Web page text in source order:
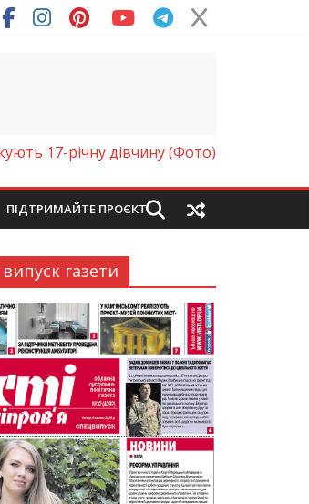
17-річну дівчину (Фото)
ПІДТРИМАЙТЕ ПРОЄКТ
газети